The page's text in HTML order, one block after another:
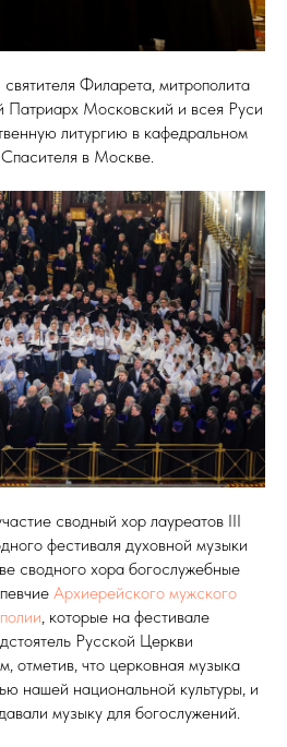
Филарета, митрополита
Патриарх Московский и всея Руси
литургию в кафедральном
в Москве.
сводный хор лауреатов III
фестиваля духовной музыки
сводного хора богослужебные
Архиерейского мужского
, которые на фестивале
Русской Церкви
отметив, что церковная музыка
нашей национальной культуры, и
музыку для богослужений.